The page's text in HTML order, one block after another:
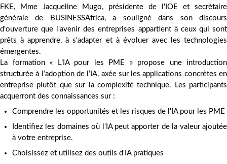
FKE, Mme Jacqueline Mugo, présidente de l'IOE et secrétaire
générale de BUSINESSAfrica, a souligné dans son discours
d'ouverture que l'avenir des entreprises appartient à ceux qui sont
prêts à apprendre, à s'adapter et à évoluer avec les technologies
émergentes.
La formation « L’IA pour les PME » propose une introduction
structurée à l’adoption de l’IA, axée sur les applications concrètes en
entreprise plutôt que sur la complexité technique. Les participants
acquerront des connaissances sur :
Comprendre les opportunités et les risques de l'IA pour les PME
Identifiez les domaines où l'IA peut apporter de la valeur ajoutée
à votre entreprise.
Choisissez et utilisez des outils d'IA pratiques